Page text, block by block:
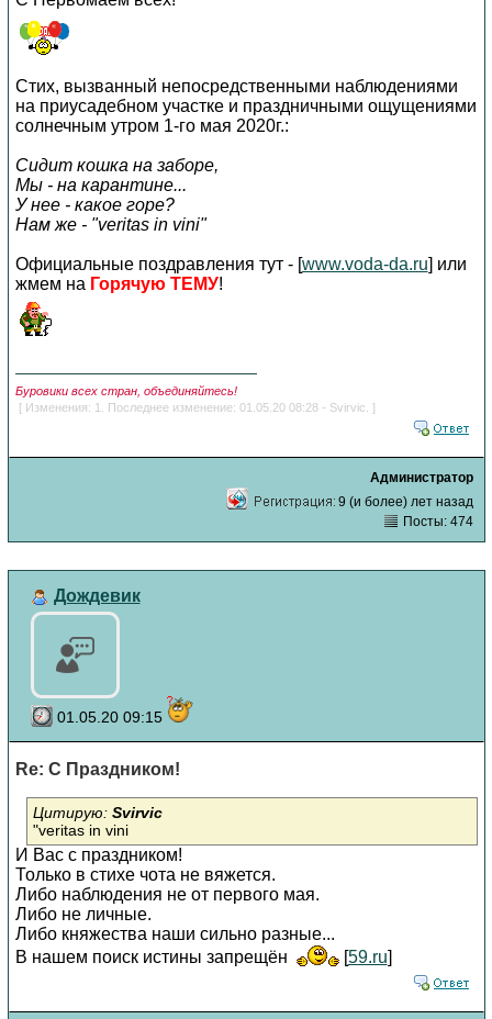
Стих, вызванный непосредственными наблюдениями
на приусадебном участке и праздничными ощущениями
солнечным утром 1-го мая 2020г.:
Сидит кошка на заборе,
Мы - на карантине...
У нее - какое горе?
Нам же - "veritas in vini"
Официальные поздравления тут - [www.voda-da.ru] или
жмем на Горячую ТЕМУ!
Буровики всех стран, объединяйтесь!
[ Изменения: 1. Последнее изменение: 01.05.20 08:28 - Svirvic. ]
Администратор
9 (и более) лет назад
Посты: 474
Дождевик
01.05.20 09:15
Re: С Праздником!
Цитирую: Svirvic
"veritas in vini
И Вас с праздником!
Только в стихе чота не вяжется.
Либо наблюдения не от первого мая.
Либо не личные.
Либо княжества наши сильно разные...
В нашем поиск истины запрещён
[59.ru]